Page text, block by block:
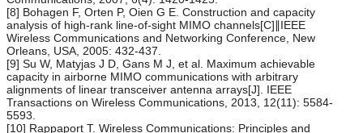
[8] Bohagen F, Orten P, Oien G E. Construction and capacity
analysis of high-rank line-of-sight MIMO channels[C]∥IEEE
Wireless Communications and Networking Conference, New
Orleans, USA, 2005: 432-437.
[9] Su W, Matyjas J D, Gans M J, et al. Maximum achievable
capacity in airborne MIMO communications with arbitrary
alignments of linear transceiver antenna arrays[J]. IEEE
Transactions on Wireless Communications, 2013, 12(11): 5584-
5593.
[10] Rappaport T. Wireless Communications: Principles and